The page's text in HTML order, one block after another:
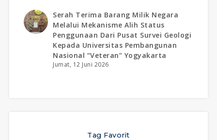
Serah Terima Barang Milik Negara
Melalui Mekanisme Alih Status
Penggunaan Dari Pusat Survei Geologi
Kepada Universitas Pembangunan
Nasional “veteran” Yogyakarta
Jumat, 12 Juni 2026
Tag Favorit